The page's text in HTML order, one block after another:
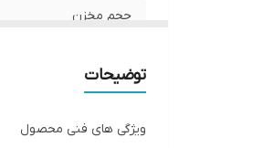
حجم مخزن
توضیحات
ویژگی های فنی محصول